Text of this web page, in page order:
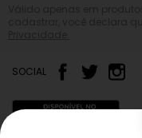
SOCIAL